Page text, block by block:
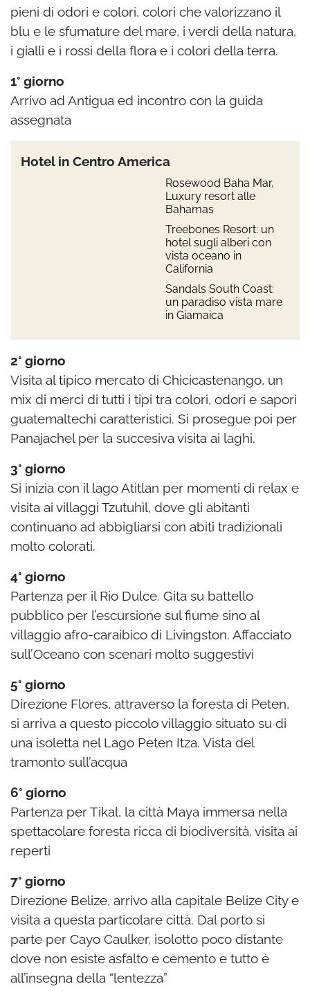
pieni di odori e colori, colori che valorizzano il
blu e le sfumature del mare, i verdi della natura,
i gialli e i rossi della flora e i colori della terra.
1° giorno
Arrivo ad Antigua ed incontro con la guida
assegnata
Hotel in Centro America
Rosewood Baha Mar,
Luxury resort alle
Bahamas
Treebones Resort: un
hotel sugli alberi con
vista oceano in
California
Sandals South Coast:
un paradiso vista mare
in Giamaica
2° giorno
Visita al tipico mercato di Chicicastenango, un
mix di merci di tutti i tipi tra colori, odori e sapori
guatemaltechi caratteristici. Si prosegue poi per
Panajachel per la succesiva visita ai laghi.
3° giorno
Si inizia con il lago Atitlan per momenti di relax e
visita ai villaggi Tzutuhìl, dove gli abitanti
continuano ad abbigliarsi con abiti tradizionali
molto colorati.
4° giorno
Partenza per il Rio Dulce. Gita su battello
pubblico per l’escursione sul fiume sino al
villaggio afro-caraibico di Livingston. Affacciato
sull’Oceano con scenari molto suggestivi
5° giorno
Direzione Flores, attraverso la foresta di Peten,
si arriva a questo piccolo villaggio situato su di
una isoletta nel Lago Peten Itza. Vista del
tramonto sull’acqua
6° giorno
Partenza per Tikal, la città Maya immersa nella
spettacolare foresta ricca di biodiversità, visita ai
reperti
7° giorno
Direzione Belize, arrivo alla capitale Belize City e
visita a questa particolare città. Dal porto si
parte per Cayo Caulker, isolotto poco distante
dove non esiste asfalto e cemento e tutto è
all’insegna della “lentezza”